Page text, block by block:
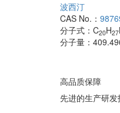
波西汀
CAS No.：
分子式： C20H27
分子量：
高品质保障
先进的生产研发